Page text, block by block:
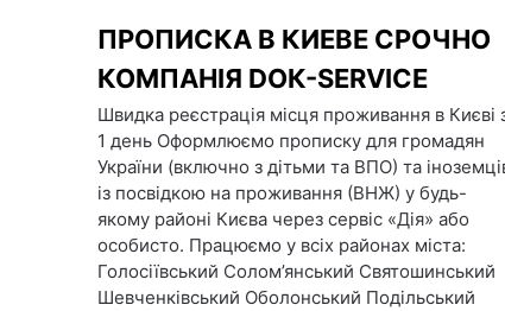
ПРОПИСКА В КИЕВЕ СРОЧНО
КОМПАНІЯ DOК-SERVICE
Швидка реєстрація місця проживання в Києві
1 день Оформлюємо прописку для громадян
України (включно з дітьми та ВПО) та
із посвідкою на проживання (ВНЖ) у будь-
якому районі Києва через сервіс «Дія» або
особисто. Працюємо у всіх районах міста:
Голосіївський Солом’янський Святошинський
Шевченківський Оболонський Подільський